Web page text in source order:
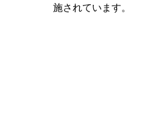
施されています。